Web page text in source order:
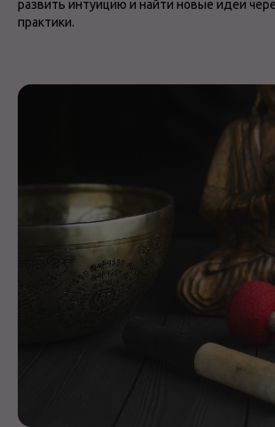
развить интуицию и найти новые идеи
практики.